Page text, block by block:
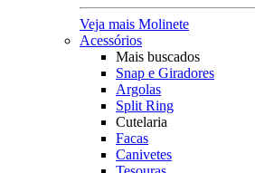
Veja mais Molinete
Acessórios
Mais buscados
Snap e Giradores
Argolas
Split Ring
Cutelaria
Facas
Canivetes